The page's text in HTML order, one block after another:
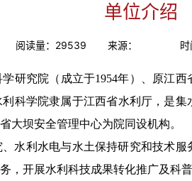
单位介绍
阅读量： 29539 来源：
研究院（成立于1954年）、 原江西
科学院隶属于江西省水利厅，是
大坝安全管理中心为院同设机构。
水利水电与水土保持研究和技术
，开展水利科技成果转化推广及科普